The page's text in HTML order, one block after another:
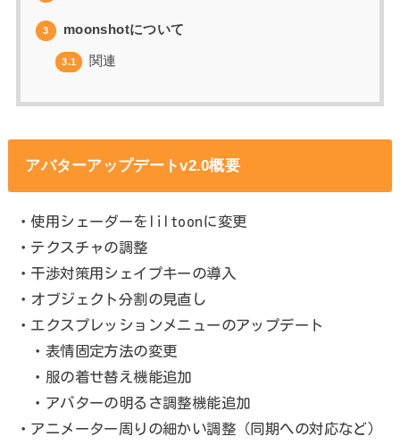
3 moonshotについて
3.1 関連
アバターアップデートv2.0概要
・使用シェーダーをliltoonに変更
・テクスチャの調整
・干渉対策用シェイプキーの導入
・オブジェクト分割の見直し
・エクスプレッションメニューのアップデート
・表情固定方法の変更
・服の着せ替え機能追加
・アバターの明るさ調整機能追加
・アニメーター周りの細かい調整（同期への対応など）